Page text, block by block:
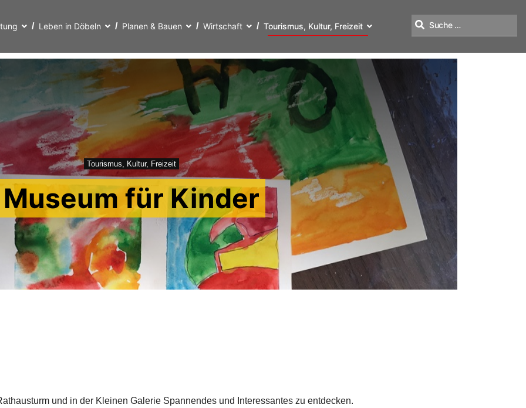
Leben in Döbeln Planen & Bauen Wirtschaft Tourismus, Kultur, Freizeit
Tourismus, Kultur, Freizeit
Museum für Kinder
und in der Kleinen Galerie Spannendes und Interessantes zu entdecken.